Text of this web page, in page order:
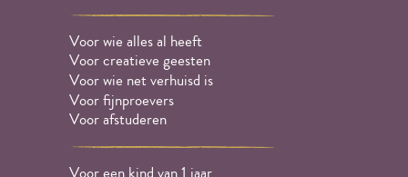
Voor wie alles al heeft
Voor creatieve geesten
Voor wie net verhuisd is
Voor fijnproevers
Voor afstuderen